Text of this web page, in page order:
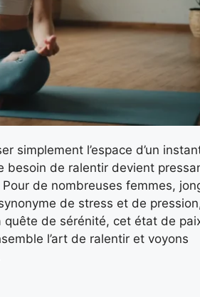
simplement l’espace d’un
besoin de ralentir devient
de nombreuses femmes,
de stress et de
quête de sérénité, cet état de
l’art de ralentir et voyons